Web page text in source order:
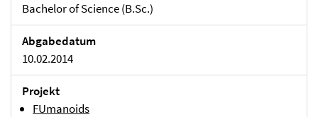
Bachelor of Science (B.Sc.)
Abgabedatum
10.02.2014
Projekt
FUmanoids